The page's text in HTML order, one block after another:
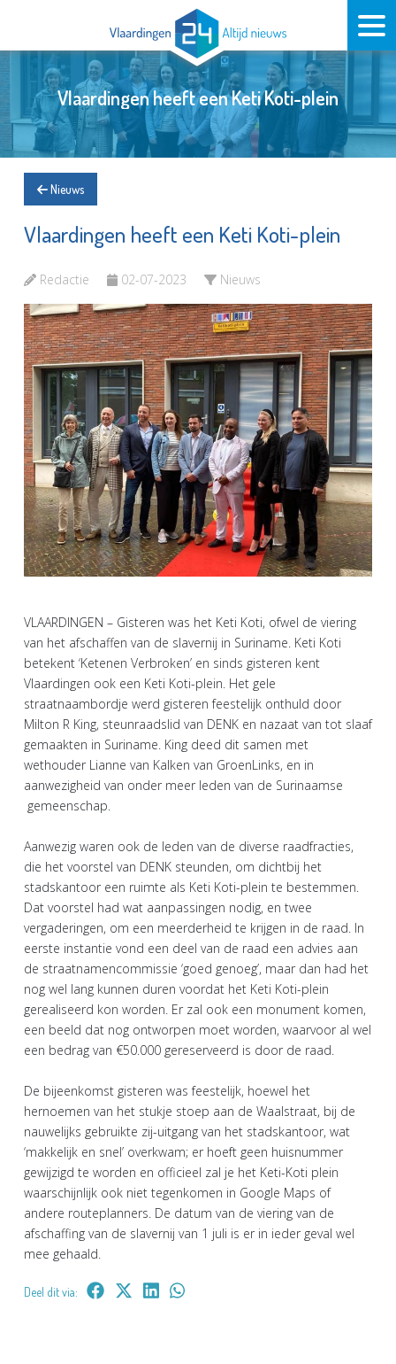
Vlaardingen heeft een Keti Koti-plein
Nieuws
Vlaardingen heeft een Keti Koti-plein
Redactie 02-07-2023 Nieuws
VLAARDINGEN – Gisteren was het Keti Koti, ofwel de viering
van het afschaffen van de slavernij in Suriname. Keti Koti
betekent ‘Ketenen Verbroken’ en sinds gisteren kent
Vlaardingen ook een Keti Koti-plein. Het gele
straatnaambordje werd gisteren feestelijk onthuld door
Milton R King, steunraadslid van DENK en nazaat van tot slaaf
gemaakten in Suriname. King deed dit samen met
wethouder Lianne van Kalken van GroenLinks, en in
aanwezigheid van onder meer leden van de Surinaamse
gemeenschap.
Aanwezig waren ook de leden van de diverse raadfracties,
die het voorstel van DENK steunden, om dichtbij het
stadskantoor een ruimte als Keti Koti-plein te bestemmen.
Dat voorstel had wat aanpassingen nodig, en twee
vergaderingen, om een meerderheid te krijgen in de raad. In
eerste instantie vond een deel van de raad een advies aan
de straatnamencommissie ‘goed genoeg’, maar dan had het
nog wel lang kunnen duren voordat het Keti Koti-plein
gerealiseerd kon worden. Er zal ook een monument komen,
een beeld dat nog ontworpen moet worden, waarvoor al wel
een bedrag van €50.000 gereserveerd is door de raad.
De bijeenkomst gisteren was feestelijk, hoewel het
hernoemen van het stukje stoep aan de Waalstraat, bij de
nauwelijks gebruikte zij-uitgang van het stadskantoor, wat
‘makkelijk en snel’ overkwam; er hoeft geen huisnummer
gewijzigd te worden en officieel zal je het Keti-Koti plein
waarschijnlijk ook niet tegenkomen in Google Maps of
andere routeplanners. De datum van de viering van de
afschaffing van de slavernij van 1 juli is er in ieder geval wel
mee gehaald.
Deel dit via: